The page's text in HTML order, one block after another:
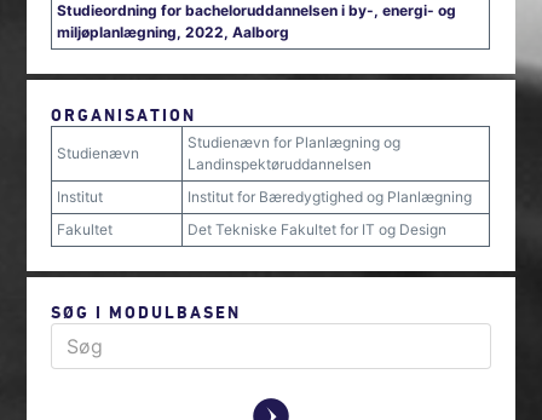
Studieordning for bacheloruddannelsen i by-, energi- og
miljøplanlægning, 2022, Aalborg
ORGANISATION
Studienævn
Studienævn for Planlægning og
Landinspektøruddannelsen
Institut
Institut for Bæredygtighed og Planlægning
Fakultet
Det Tekniske Fakultet for IT og Design
SØG I MODULBASEN